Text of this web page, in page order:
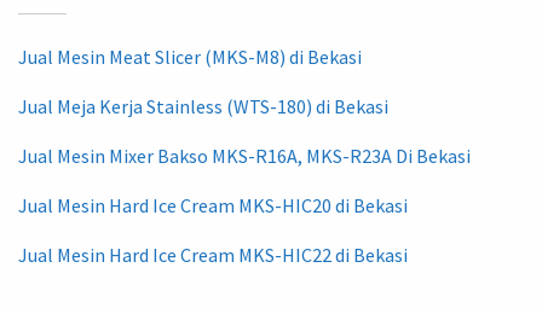
Jual Mesin Meat Slicer (MKS-M8) di Bekasi
Jual Meja Kerja Stainless (WTS-180) di Bekasi
Jual Mesin Mixer Bakso MKS-R16A, MKS-R23A Di Bekasi
Jual Mesin Hard Ice Cream MKS-HIC20 di Bekasi
Jual Mesin Hard Ice Cream MKS-HIC22 di Bekasi